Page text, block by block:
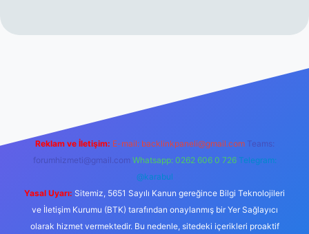
Reklam ve İletişim: E-mail: backlinkpaneli@gmail.com Teams:
forumhizmeti@gmail.com Whatsapp: 0262 606 0 726 Telegram:
@karabul
Yasal Uyarı: Sitemiz, 5651 Sayılı Kanun gereğince Bilgi Teknolojileri
ve İletişim Kurumu (BTK) tarafından onaylanmış bir Yer Sağlayıcı
olarak hizmet vermektedir. Bu nedenle, sitedeki içerikleri proaktif